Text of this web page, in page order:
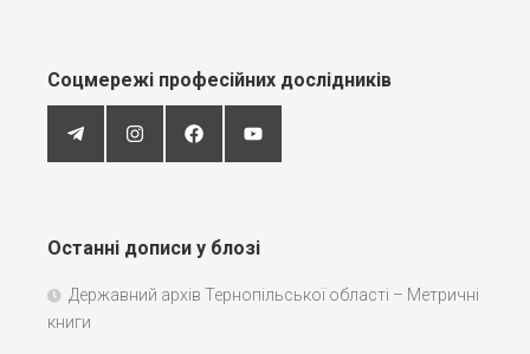
Соцмережі професійних дослідників
Останні дописи у блозі
Державний архів Тернопільської області – Метричні
книги